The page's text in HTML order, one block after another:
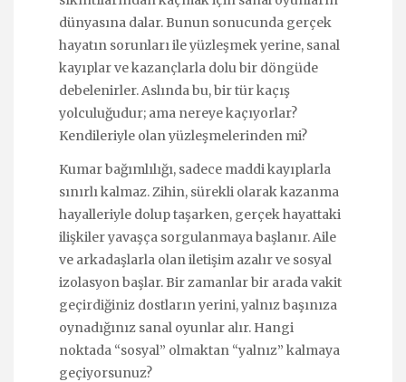
dünyasına dalar. Bunun sonucunda gerçek
hayatın sorunları ile yüzleşmek yerine, sanal
kayıplar ve kazançlarla dolu bir döngüde
debelenirler. Aslında bu, bir tür kaçış
yolculuğudur; ama nereye kaçıyorlar?
Kendileriyle olan yüzleşmelerinden mi?
Kumar bağımlılığı, sadece maddi kayıplarla
sınırlı kalmaz. Zihin, sürekli olarak kazanma
hayalleriyle dolup taşarken, gerçek hayattaki
ilişkiler yavaşça sorgulanmaya başlanır. Aile
ve arkadaşlarla olan iletişim azalır ve sosyal
izolasyon başlar. Bir zamanlar bir arada vakit
geçirdiğiniz dostların yerini, yalnız başınıza
oynadığınız sanal oyunlar alır. Hangi
noktada “sosyal” olmaktan “yalnız” kalmaya
geçiyorsunuz?